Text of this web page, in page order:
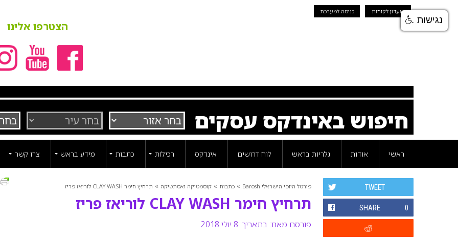
מועדון לקוחות כניסה למערכת
הצטרפו אלינו
חיפוש באינדקס עסקים
ראשי אודות גלריות בראש לוח דרושים אינדקס רכילות כתבות מידע בראש צרו קשר
פורטל היופי הישראלי Barosh » כתבות » קוסמטיקה ואסתטיקה » תרחיץ חימר CLAY WASH לוריאז פריז
תרחיץ חימר CLAY WASH לוריאז פריז
פורסם מאת: בתאריך: 8 יולי 2018
TWEET
SHARE 0
נגישות